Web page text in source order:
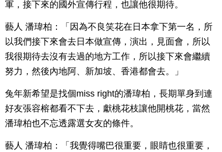
軍，接下來的國外宣傳行程，也讓他很期待。
藝人 潘瑋柏：「因為不良笑花在日本拿下第一名，所
以我們接下來會去日本做宣傳，演出，見面會，所以
我很期待去沒有去過的地方工作，所以接下來會繼續
努力，然後內地阿、新加坡、香港都會去。」
兔年新希望是找個miss right的潘瑋柏，長期單身到連
好友張容榕都看不下去，獻桃花枝讓他開桃花，當然
潘瑋柏也不忘透露選女友的條件。
藝人 潘瑋柏：「我覺得嘴巴很重要，眼睛也很重要，